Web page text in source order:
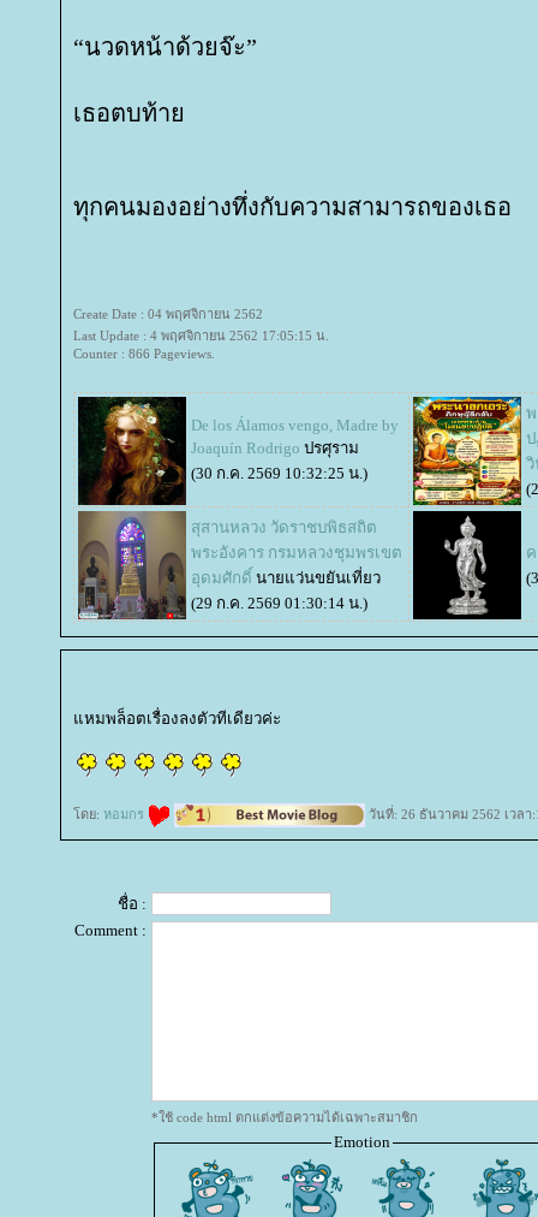
“นวดหน้าด้วยจ๊ะ”
เธอตบท้า
ทุกคนมองอย่างทึ่งกับความสามารถของเธอ
Create Date : 04 พฤศจิกายน 2562
Last Update : 4 พฤศจิกายน 2562 17:05:15 น.
Counter : 866 Pageviews.
De los Álamos vengo, Madre by
Joaquín Rodrigo ปรศุราม
(30 ก.ค. 2569 10:32:25 น.)
พ
สุสานหลวง วัดราชบพิธสถิต
พระอังคาร กรมหลวงชุมพรเขต
อุดมศักดิ์ นายแว่นขยันเที่ยว
(29 ก.ค. 2569 01:30:14 น.)
หมพล็อตเรื่องลงตัวทีเดียวค่ะ
ดย: หอมกร วันที่: 26 ธันวาคม 2562 เวลา
ชื่อ :
Comment :
*ใช้ code html ตกแต่งข้อความได้เฉพาะสมาชิก
Emotion